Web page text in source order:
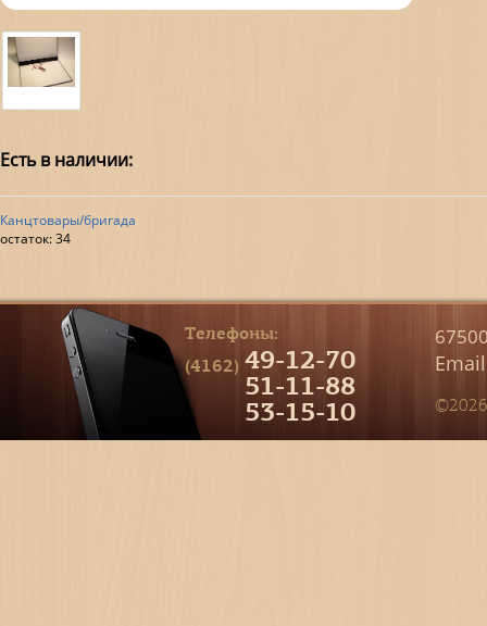
Есть в наличии:
Канцтовары/бригада
остаток:34
Телефоны:
(4162) 49-12-70
51-11-88
53-15-10